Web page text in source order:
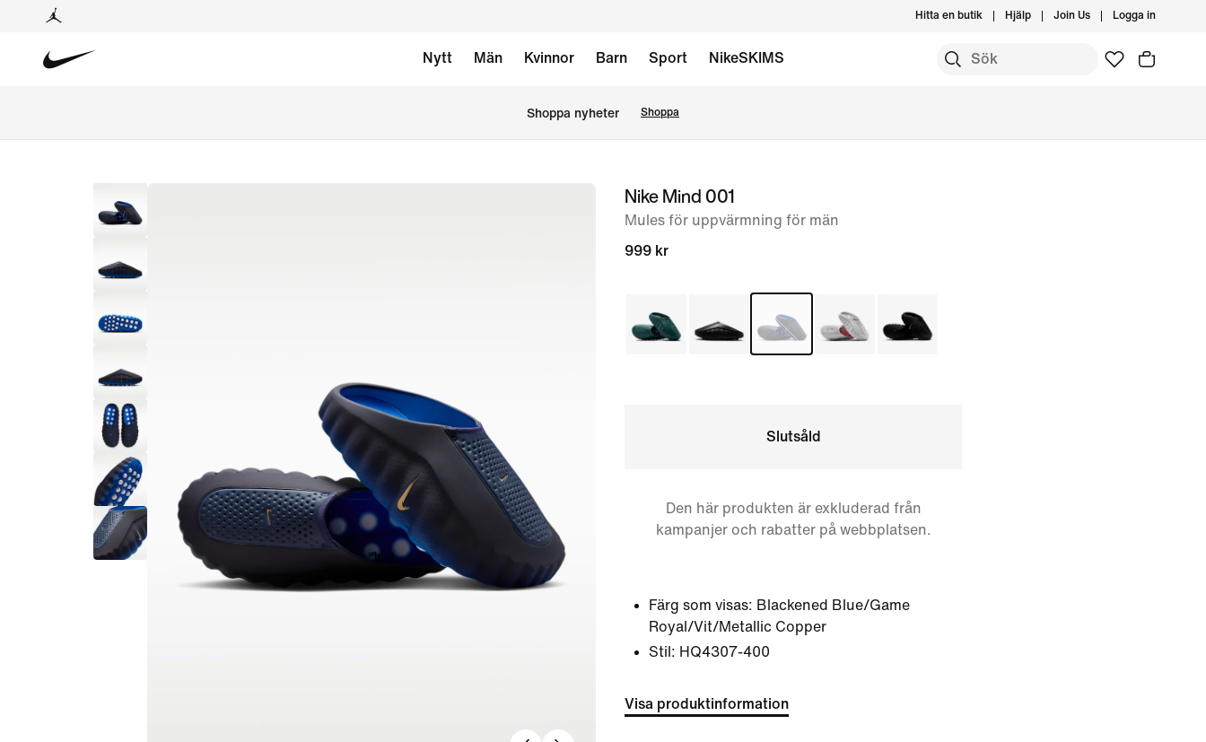
Hitta en butik Hjälp Join Us Logga in
Nytt Män Kvinnor Barn Sport NikeSKIMS
Shoppa nyheter Shoppa
Nike Mind 001
Mules för uppvärmning för män
999 kr
Slutsåld
Den här produkten är exkluderad från
kampanjer och rabatter på webbplatsen.
Färg som visas: Blackened Blue/Game
Royal/Vit/Metallic Copper
Stil: HQ4307-400
Visa produktinformation